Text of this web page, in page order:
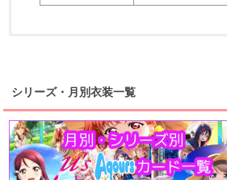
桜内梨子 高海千歌
浦の星女学院1年生
上原歩夢 宮下愛
虹ヶ咲学園1年生
シリーズ・月別衣装一覧